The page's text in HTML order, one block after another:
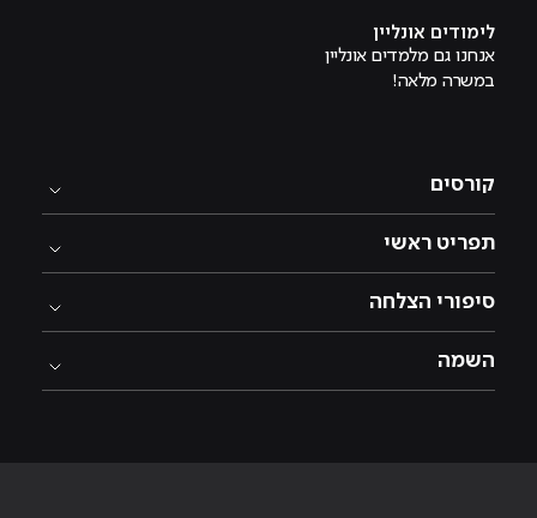
לימודים אונליין
אנחנו גם מלמדים אונליין
במשרה מלאה!
קורסים
תפריט ראשי
סיפורי הצלחה
השמה